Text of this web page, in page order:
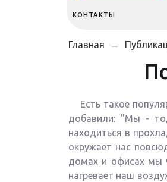
КОНТАКТЫ
Главная →
Есть такое
добавили: "Мы -
находиться в
окружает нас
домах и офисах мы
нагревает наш